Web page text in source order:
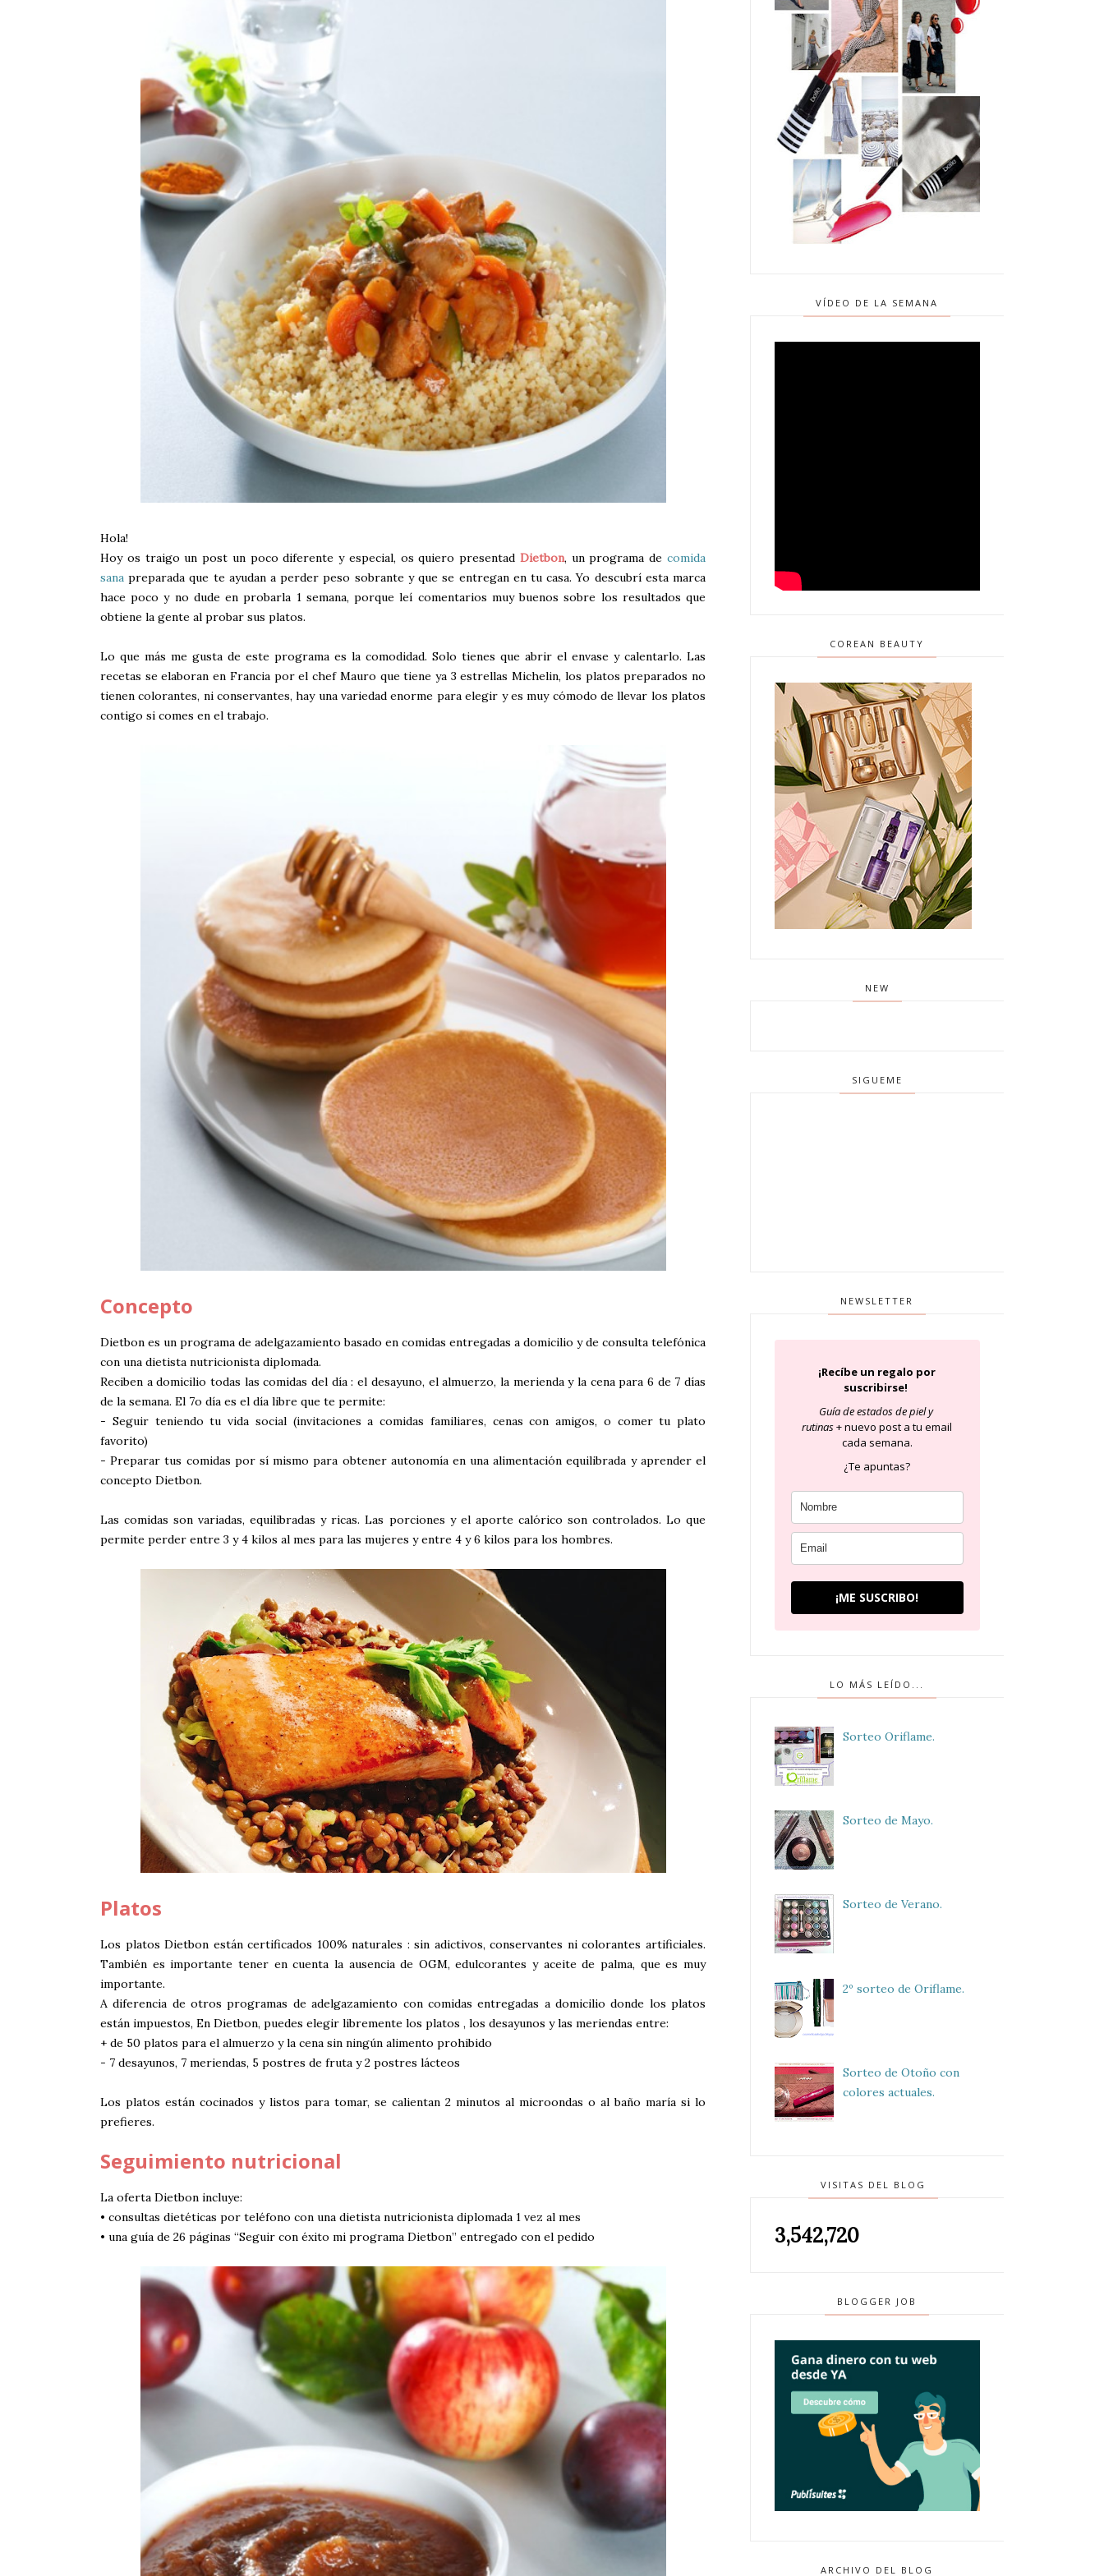
Hola!
Hoy os traigo un post un poco diferente y especial, os quiero presentad Dietbon, un programa decomida
sana preparada que te ayudan a perder peso sobrante y que se entregan en tu casa. Yo descubrí esta marca
hace poco y no dude en probarla 1 semana, porque leí comentarios muy buenos sobre los resultados que
obtiene la gente al probar sus platos.
Lo que más me gusta de este programa es la comodidad. Solo tienes que abrir el envase y calentarlo. Las
recetas se elaboran en Francia por el chef Mauro que tiene ya 3 estrellas Michelin, los platos preparados no
tienen colorantes, ni conservantes, hay una variedad enorme para elegir y es muy cómodo de llevar los platos
contigo si comes en el trabajo.
Concepto
Dietbon es un programa de adelgazamiento basado en comidas entregadas a domicilio y de consulta telefónica
con una dietista nutricionista diplomada.
Reciben a domicilio todas las comidas del día : el desayuno, el almuerzo, la merienda y la cena para 6 de 7 días
de la semana. El 7o día es el día libre que te permite:
- Seguir teniendo tu vida social (invitaciones a comidas familiares, cenas con amigos, o comer tu plato
favorito)
- Preparar tus comidas por sí mismo para obtener autonomía en una alimentación equilibrada y aprender el
concepto Dietbon.
Las comidas son variadas, equilibradas y ricas. Las porciones y el aporte calórico son controlados. Lo que
permite perder entre 3 y 4 kilos al mes para las mujeres y entre 4 y 6 kilos para los hombres.
Platos
Los platos Dietbon están certificados 100% naturales : sin adictivos, conservantes ni colorantes artificiales.
También es importante tener en cuenta la ausencia de OGM, edulcorantes y aceite de palma, que es muy
importante.
A diferencia de otros programas de adelgazamiento con comidas entregadas a domicilio donde los platos
están impuestos, En Dietbon, puedes elegir libremente los platos , los desayunos y las meriendas entre:
+ de 50 platos para el almuerzo y la cena sin ningún alimento prohibido
- 7 desayunos, 7 meriendas, 5 postres de fruta y 2 postres lácteos
Los platos están cocinados y listos para tomar, se calientan 2 minutos al microondas o al baño maría si lo
prefieres.
Seguimiento nutricional
La oferta Dietbon incluye:
• consultas dietéticas por teléfono con una dietista nutricionista diplomada 1 vez al mes
• una guía de 26 páginas “Seguir con éxito mi programa Dietbon” entregado con el pedido
VÍDEO DE LA SEMANA
COREAN BEAUTY
NEW
SIGUEME
NEWSLETTER
¡Recíbe un regalo por
suscribirse!
Guía de estados de piely
rutinas+ nuevo post a tu email
cada semana.
¿Te apuntas?
¡ME SUSCRIBO!
LO MÁS LEÍDO...
Sorteo Oriflame.
Sorteo de Mayo.
Sorteo de Verano.
2º sorteo de Oriflame.
Sorteo de Otoño con
colores actuales.
VISITAS DEL BLOG
3,542,720
BLOGGER JOB
ARCHIVO DEL BLOG